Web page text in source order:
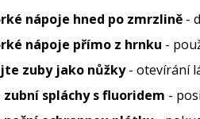
nápoje hned po zmrzlině -
nápoje přímo z hrnku -
zuby jako nůžky- otevírání
spláchy s fluoridem -